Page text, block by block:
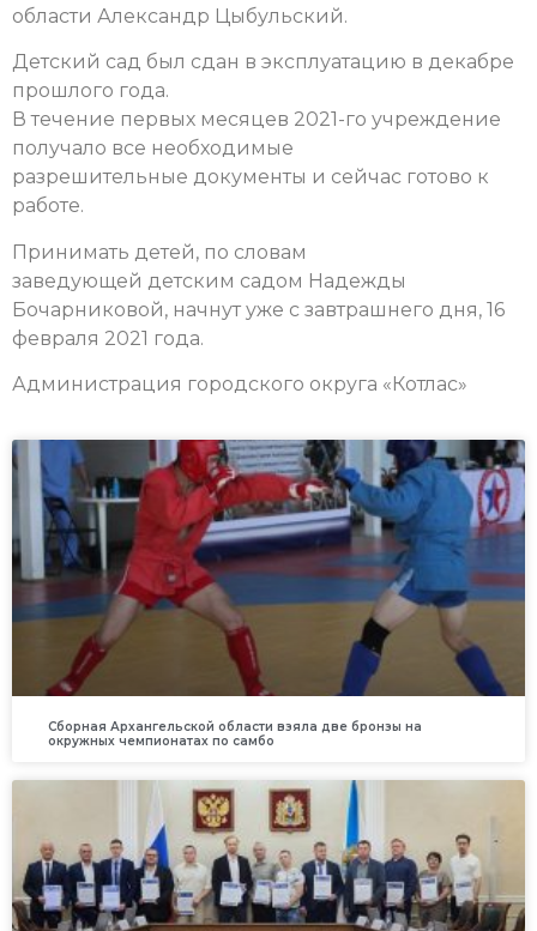
области Александр Цыбульский.
Детский сад был сдан в эксплуатацию в декабре
прошлого года.
В течение первых месяцев 2021-го учреждение
получало все необходимые
разрешительные документы и сейчас готово к
работе.
Принимать детей, по словам
заведующей детским садом Надежды
Бочарниковой, начнут уже с завтрашнего дня, 16
февраля 2021 года.
Администрация городского округа «Котлас»
Сборная Архангельской области взяла две бронзы на
окружных чемпионатах по самбо